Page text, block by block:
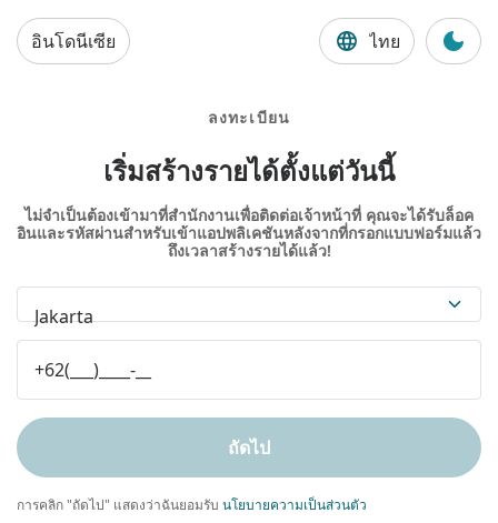
อินโดนีเซีย ไทย
ลงทะเบียน
เริ่มสร้างรายได้ตั้งแต่วันนี้
ไม่จำเป็นต้องเข้ามาที่สำนักงานเพื่อติดต่อเจ้าหน้าที่ คุณจะได้รับล็อค
อินและรหัสผ่านสำหรับเข้าแอปพลิเคชันหลังจากที่กรอกแบบฟอร์มแล้ว
ถึงเวลาสร้างรายได้แล้ว!
Jakarta
ถัดไป
การคลิก "ถัดไป" แสดงว่าฉันยอมรับ นโยบายความเป็นส่วนตัว